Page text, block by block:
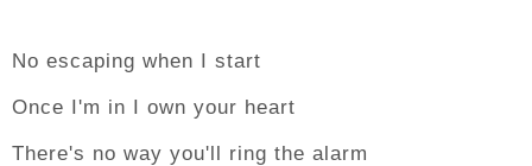
No escaping when I start
Once I'm in I own your heart
There's no way you'll ring the alarm